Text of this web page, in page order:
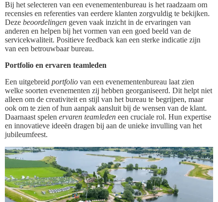
Bij het selecteren van een evenementenbureau is het raadzaam om
recensies en referenties van eerdere klanten zorgvuldig te bekijken.
Deze beoordelingen geven vaak inzicht in de ervaringen van
anderen en helpen bij het vormen van een goed beeld van de
servicekwaliteit. Positieve feedback kan een sterke indicatie zijn
van een betrouwbaar bureau.
Portfolio en ervaren teamleden
Een uitgebreid portfolio van een evenementenbureau laat zien
welke soorten evenementen zij hebben georganiseerd. Dit helpt niet
alleen om de creativiteit en stijl van het bureau te begrijpen, maar
ook om te zien of hun aanpak aansluit bij de wensen van de klant.
Daarnaast spelen ervaren teamleden een cruciale rol. Hun expertise
en innovatieve ideeën dragen bij aan de unieke invulling van het
jubileumfeest.